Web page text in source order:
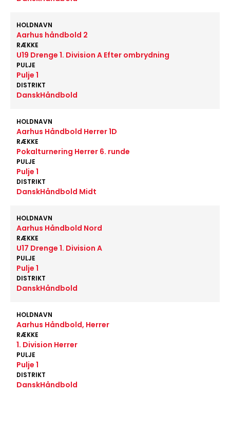
HOLDNAVN
Aarhus håndbold 2
RÆKKE
U19 Drenge 1. Division A Efter ombrydning
PULJE
Pulje 1
DISTRIKT
DanskHåndbold
HOLDNAVN
Aarhus Håndbold Herrer 1D
RÆKKE
Pokalturnering Herrer 6. runde
PULJE
Pulje 1
DISTRIKT
DanskHåndbold Midt
HOLDNAVN
Aarhus Håndbold Nord
RÆKKE
U17 Drenge 1. Division A
PULJE
Pulje 1
DISTRIKT
DanskHåndbold
HOLDNAVN
Aarhus Håndbold, Herrer
RÆKKE
1. Division Herrer
PULJE
Pulje 1
DISTRIKT
DanskHåndbold